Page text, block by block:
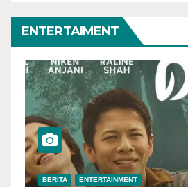
ENTERTAIMENT
BERITA ENTERTAINMENT